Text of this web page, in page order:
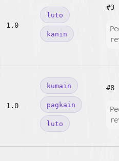
1.0
luto
kanin
#3
1.0
kumain
pagkain
luto
#8